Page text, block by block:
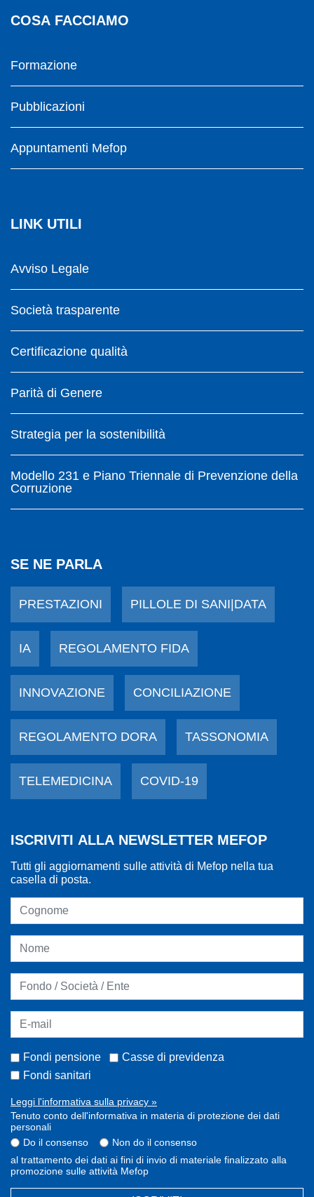
COSA FACCIAMO
Formazione
Pubblicazioni
Appuntamenti Mefop
LINK UTILI
Avviso Legale
Società trasparente
Certificazione qualità
Parità di Genere
Strategia per la sostenibilità
Modello 231 e Piano Triennale di Prevenzione della
Corruzione
SE NE PARLA
PRESTAZIONI PILLOLE DI SANI|DATA
IA REGOLAMENTO FIDA
INNOVAZIONE CONCILIAZIONE
REGOLAMENTO DORA TASSONOMIA
TELEMEDICINA COVID-19
ISCRIVITI ALLA NEWSLETTER MEFOP
Tutti gli aggiornamenti sulle attività di Mefop nella tua
casella di posta.
Fondi pensione
Casse di previdenza
Fondi sanitari
Leggi l'informativa sulla privacy »
Tenuto conto dell'informativa in materia di protezione dei dati
personali
Do il consenso
Non do il consenso
al trattamento dei dati ai fini di invio di materiale finalizzato alla
promozione sulle attività Mefop